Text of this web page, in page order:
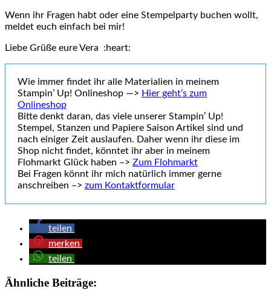
Wenn ihr Fragen habt oder eine Stempelparty buchen wollt,
meldet euch einfach bei mir!
Liebe Grüße eure Vera :heart:
Wie immer findet ihr alle Materialien in meinem
Stampin’ Up! Onlineshop —> Hier geht’s zum
Onlineshop
Bitte denkt daran, das viele unserer Stampin’ Up!
Stempel, Stanzen und Papiere Saison Artikel sind und
nach einiger Zeit auslaufen. Daher wenn ihr diese im
Shop nicht findet, könntet ihr aber in meinem
Flohmarkt Glück haben –> Zum Flohmarkt
Bei Fragen könnt ihr mich natürlich immer gerne
anschreiben –> zum Kontaktformular
teilen
merken
teilen
Ähnliche Beiträge: